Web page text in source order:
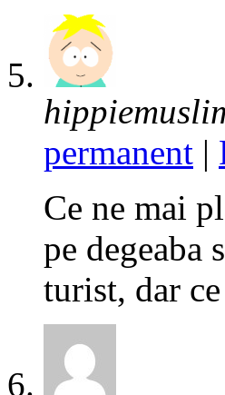
permanent |
Ce ne mai
pe degeaba
turist, dar